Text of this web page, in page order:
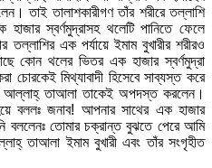
তাই তালাশকারীগণ তাঁর শরীরে তল্লাশি
স্বর্ণমুদ্রাসহ থলেটি পানিতে ফেলে
এক পর্যায়ে ইমাম বুখারীর শরীরও
কোন থলের ভিতর এক হাজার স্বর্ণমুদ্রা
চোরকেই মিথ্যাবাদী হিসেবে সাব্যস্ত করে
আল্লাহ্ তাআলা তাকেই অপদস্ত করলেন।
বললঃ জনাব! আপনার সাথের এক হাজার
বললেনঃ তোমার চক্রান্ত বুঝতে পেরে আমি
তাআলা ইমাম বুখারী এবং তাঁর সংগৃহীত